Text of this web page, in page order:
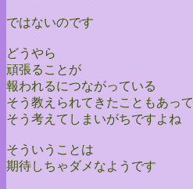
ではないのです
どうやら
頑張ることが
報われるにつながっている
そう教えられてきたこともあって
そう考えてしまいがちですよね
そういうことは
期待しちゃダメなようです